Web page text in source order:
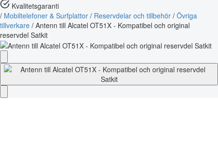
Kvalitetsgaranti
/ Mobiltelefoner & Surfplattor / Reservdelar och tillbehör / Övriga
tillverkare / Antenn till Alcatel OT51X - Kompatibel och original
reservdel Satkit